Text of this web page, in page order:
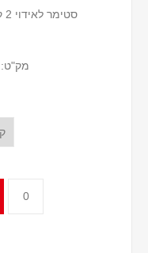
סטימר לאידוי 2 קומות מבית Casa Collection
מק"ט: